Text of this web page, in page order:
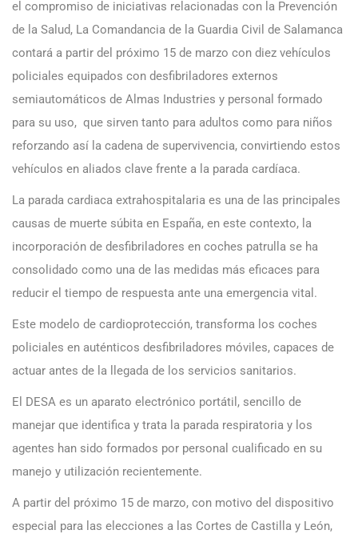
el compromiso de iniciativas relacionadas con la Prevención
de la Salud, La Comandancia de la Guardia Civil de Salamanca
contará a partir del próximo 15 de marzo con diez vehículos
policiales equipados con desfibriladores externos
semiautomáticos de Almas Industries y personal formado
para su uso, que sirven tanto para adultos como para niños
reforzando así la cadena de supervivencia, convirtiendo estos
vehículos en aliados clave frente a la parada cardíaca.
La parada cardiaca extrahospitalaria es una de las principales
causas de muerte súbita en España, en este contexto, la
incorporación de desfibriladores en coches patrulla se ha
consolidado como una de las medidas más eficaces para
reducir el tiempo de respuesta ante una emergencia vital.
Este modelo de cardioprotección, transforma los coches
policiales en auténticos desfibriladores móviles, capaces de
actuar antes de la llegada de los servicios sanitarios.
El DESA es un aparato electrónico portátil, sencillo de
manejar que identifica y trata la parada respiratoria y los
agentes han sido formados por personal cualificado en su
manejo y utilización recientemente.
A partir del próximo 15 de marzo, con motivo del dispositivo
especial para las elecciones a las Cortes de Castilla y León,